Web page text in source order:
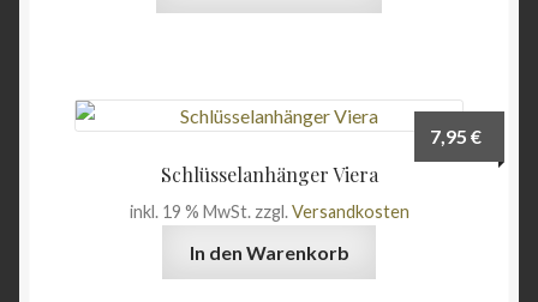
können
Schlüsselanhänger Viera
7,95€
inkl. 19 % MwSt. zzgl.Versandkosten
In den Warenkorb